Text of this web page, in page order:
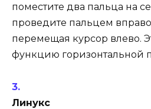
поместите два пальца на
проведите пальцем
перемещая курсор влево.
функцию горизонтальной
Линукс